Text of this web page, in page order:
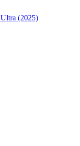
(2025)